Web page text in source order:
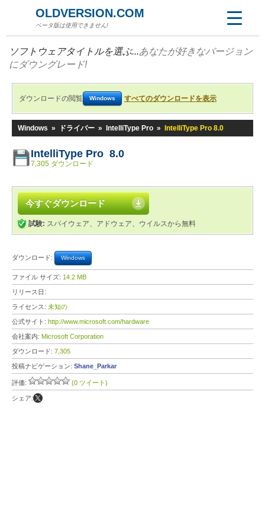
OLDVERSION.COM
ベータ版は使用できません!
ソフトウェアタイトルを選ぶ...あなたが好きなバージョン
にダウングレード!
ダウンロードの閲覧 Windows すべてのダウンロードを表示
Windows » ドライバー » IntelliType Pro » IntelliType Pro 8.0
IntelliType Pro 8.0
7,305 ダウンロード
今すぐダウンロード
試験: スパイウェア、アドウェア、ウイルスから無料
ダウンロード: Windows
ファイル サイズ: 14.2 MB
リリース日:
ライセンス: 未知の
公式サイト: http://www.microsoft.com/hardware
会社案内: Microsoft Corporation
ダウンロード: 7,305
投稿ナビゲーション: Shane_Parkar
評価: (0 ツイート)
シェア: